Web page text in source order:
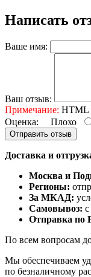
Написать
Ваше имя:
Ваш отзыв:
Примечание: HTML
Оценка: Плохо
Отправить отзыв
Доставка и
Москва и
Регионы:
За МКАД:
Самовывоз:
Отправка по
По всем вопросам
Мы обеспечиваем
по безналичному